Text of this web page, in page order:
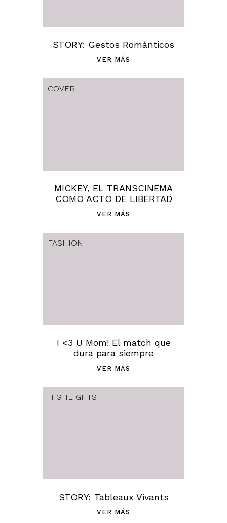
STORY: Gestos Románticos
VER MÁS
COVER
MICKEY, EL TRANSCINEMA
COMO ACTO DE LIBERTAD
VER MÁS
FASHION
I <3 U Mom! El match que
dura para siempre
VER MÁS
HIGHLIGHTS
STORY: Tableaux Vivants
VER MÁS